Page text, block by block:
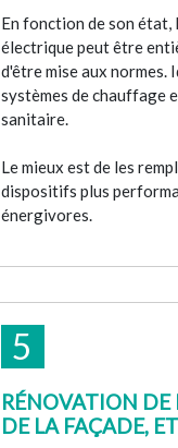
En fonction de son
électrique peut être
d'être mise aux normes.
systèmes de chauffage
sanitaire.
Le mieux est de les
dispositifs plus
énergivores.
5
RÉNOVATION DE
DE LA FAÇADE,